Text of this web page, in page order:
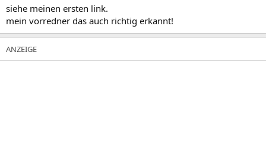
siehe meinen ersten link.
mein vorredner das auch richtig erkannt!